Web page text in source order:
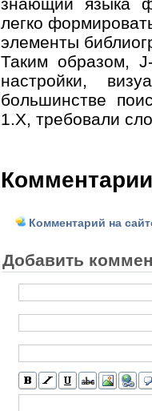
легко
элементы
Таким образом,
настройки,
большинстве
1.X, требовали
Комментарий на
Добавить